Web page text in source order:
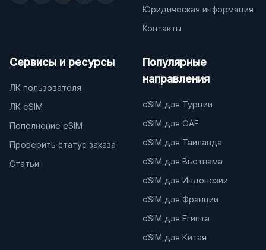
Юридическая информация
Контакты
Сервисы и ресурсы
ЛК пользователя
ЛК eSIM
Пополнение eSIM
Проверить статус заказа
Статьи
Популярные
направления
eSIM для Турции
eSIM для ОАЕ
eSIM для Таиланда
eSIM для Вьетнама
eSIM для Индонезии
eSIM для Франции
eSIM для Египта
eSIM для Китая